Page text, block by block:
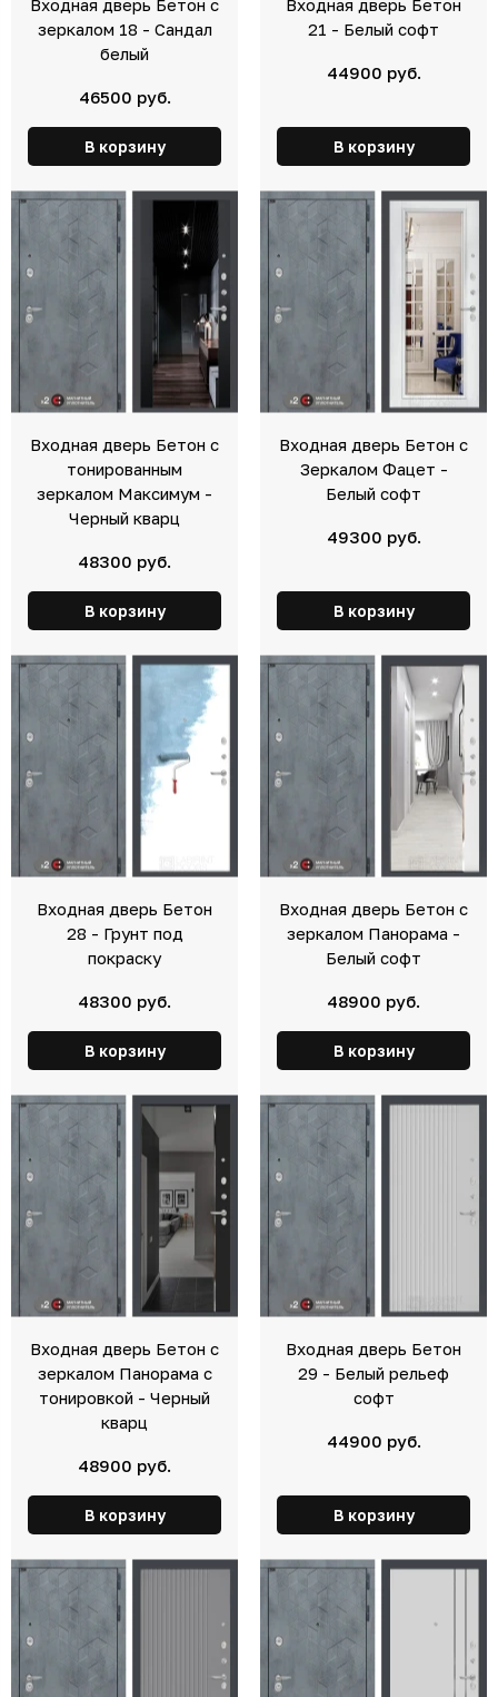
Входная дверь Бетон с
зеркалом 18 - Сандал
белый
46500 руб.
В корзину
Входная дверь Бетон
21 - Белый софт
44900 руб.
В корзину
Входная дверь Бетон с
тонированным
зеркалом Максимум -
Черный кварц
48300 руб.
В корзину
Входная дверь Бетон с
Зеркалом Фацет -
Белый софт
49300 руб.
В корзину
Входная дверь Бетон
28 - Грунт под
покраску
48300 руб.
В корзину
Входная дверь Бетон с
зеркалом Панорама -
Белый софт
48900 руб.
В корзину
Входная дверь Бетон с
зеркалом Панорама с
тонировкой - Черный
кварц
48900 руб.
В корзину
Входная дверь Бетон
29 - Белый рельеф
софт
44900 руб.
В корзину